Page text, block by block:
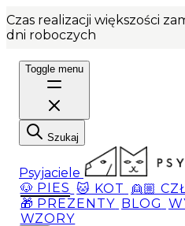
Czas realizacji większości
dni roboczych
Toggle menu
Szukaj
Psyjaciele
🐶 PIES 🐱 KOT 👱🏼
🎁 PREZENTY BLOG
WZORY